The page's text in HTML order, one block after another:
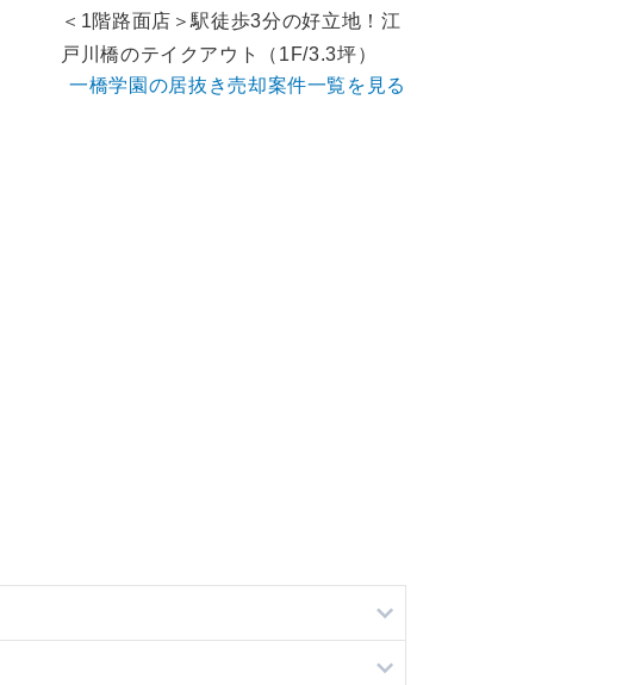
＜1階路面店＞駅徒歩3分の好立地！江
戸川橋のテイクアウト（1F/3.3坪）
一橋学園の居抜き売却案件一覧を見る